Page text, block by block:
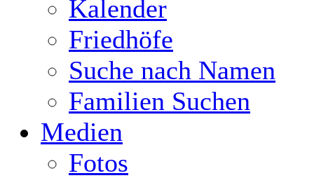
Kalender
Friedhöfe
Suche nach Namen
Familien Suchen
Medien
Fotos